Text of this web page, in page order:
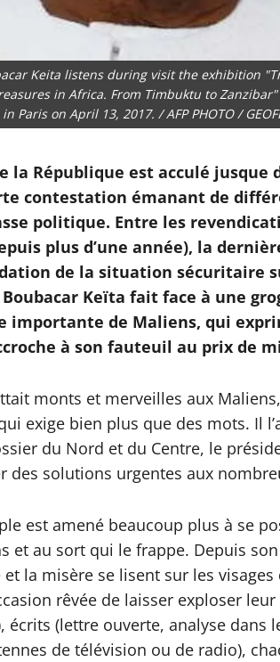
Keita listens during visit the exhibition
in Africa. From Timbuktu to
Paris on April 13, 2017. / AFP PHOTO /
la République est acculé jusque
contestation émanant de
politique. Entre les
plus d’une année), la
de la situation sécuritaire
Keïta fait face à une
importante de Maliens, qui
à son fauteuil au prix de
monts et merveilles aux Maliens,
exige bien plus que des mots. Il
du Nord et du Centre, le
des solutions urgentes aux
est amené beaucoup plus à se
et au sort qui le frappe. Depuis
la misère se lisent sur les
rêvée de laisser exploser
écrits (lettre ouverte, analyse dans
de télévision ou de radio),